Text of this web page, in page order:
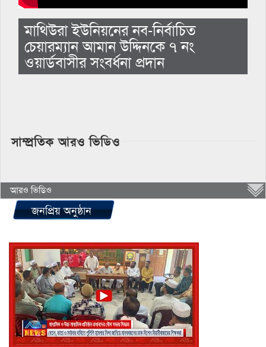
মাথিউরা ইউনিয়নের নব-নির্বাচিত
চেয়ারম্যান আমান উদ্দিনকে ৭ নং
ওয়ার্ডবাসীর সংবর্ধনা প্রদান
সাম্প্রতিক আরও ভিডিও
আরও ভিডিও
জনপ্রিয় অনুষ্ঠান